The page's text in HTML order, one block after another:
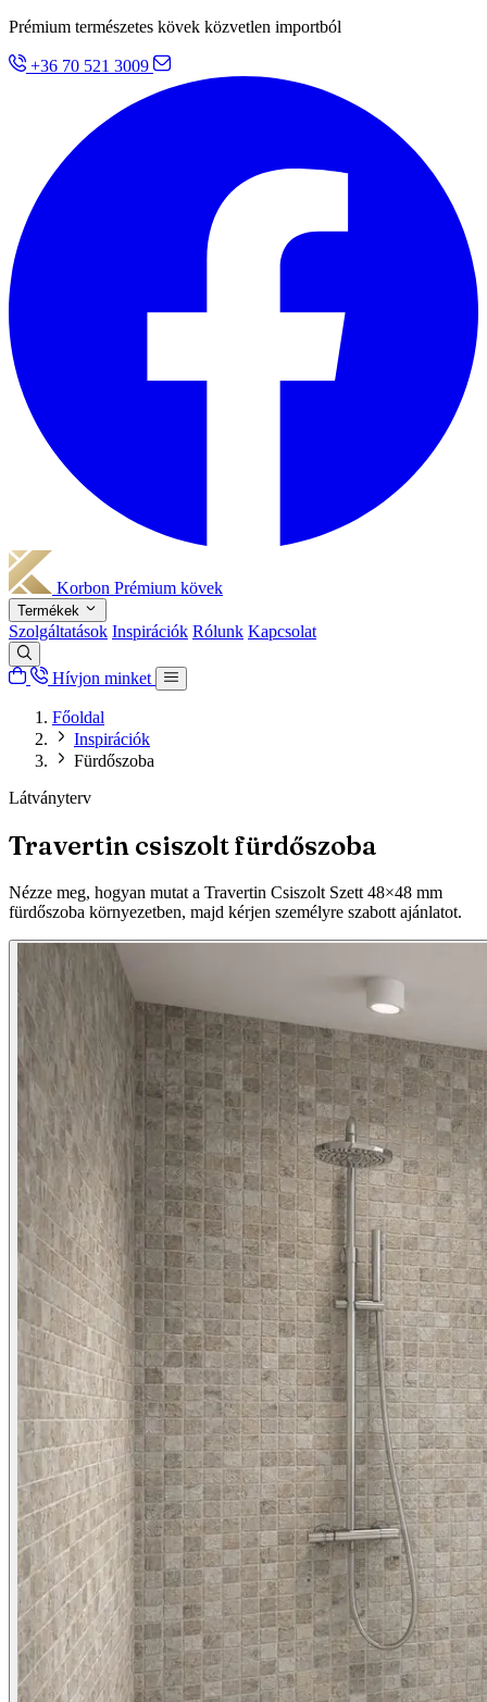
Prémium természetes kövek közvetlen importból
+36 70 521 3009
Korbon Prémium kövek
Termékek
Szolgáltatások Inspirációk Rólunk Kapcsolat
Hívjon minket
Főoldal
Inspirációk
Fürdőszoba
Látványterv
Travertin csiszolt fürdőszoba
Nézze meg, hogyan mutat a Travertin Csiszolt Szett 48×48 mm
fürdőszoba környezetben, majd kérjen személyre szabott ajánlatot.